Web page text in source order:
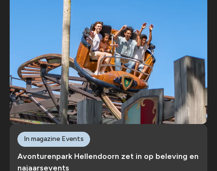
Avonturenpark Hellendoorn zet in op beleving en
najaarsevents
In magazine Events